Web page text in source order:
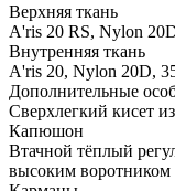
Верхняя ткань
A'ris 20 RS, Nylon
Внутренняя ткань
A'ris 20, Nylon 20D,
Дополнительные
Сверхлегкий кисет
Капюшон
Втачной тёплый
высоким воротником